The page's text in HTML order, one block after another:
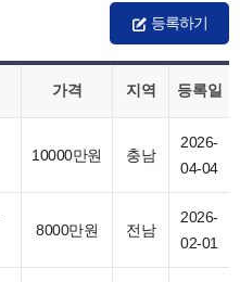
등록하기
가격 지역 등록일
10000만원 충남
2026-
04-04
8000만원 전남
2026-
02-01